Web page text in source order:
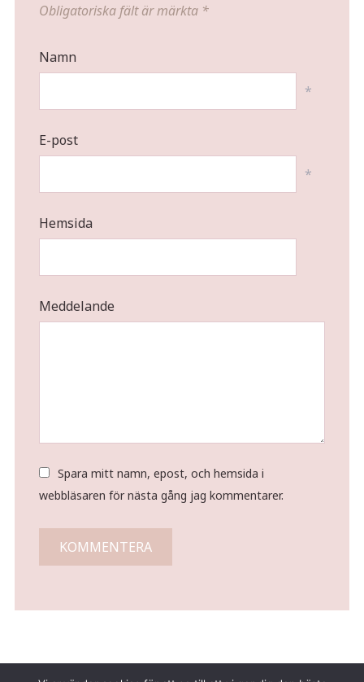
Obligatoriska fält är märkta *
Namn
*
E-post
*
Hemsida
Meddelande
Spara mitt namn, epost, och hemsida i
webbläsaren för nästa gång jag kommentarer.